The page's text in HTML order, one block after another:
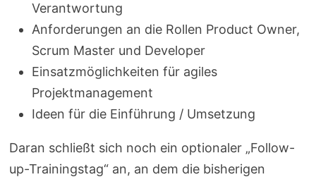
Verantwortung
Anforderungen an die Rollen Product Owner,
Scrum Master und Developer
Einsatzmöglichkeiten für agiles
Projektmanagement
Ideen für die Einführung / Umsetzung
Daran schließt sich noch ein optionaler „Follow-
up-Trainingstag“ an, an dem die bisherigen